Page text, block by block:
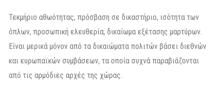
Τεκμήριο αθωότητας, πρόσβαση σε δικαστήριο, ισότητα των
όπλων, προσωπική ελευθερία, δικαίωμα εξέτασης μαρτύρων.
Είναι μερικά μόνον από τα δικαιώματα πολιτών βάσει διεθνών
και ευρωπαϊκών συμβάσεων, τα οποία συχνά παραβιάζονται
από τις αρμόδιες αρχές της χώρας.